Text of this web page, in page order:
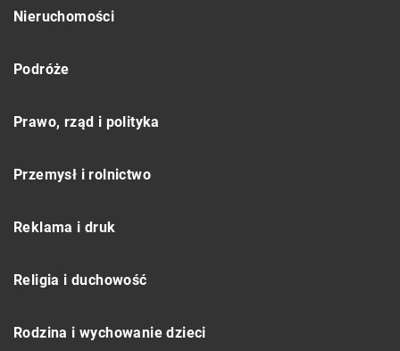
Nieruchomości
Podróże
Prawo, rząd i polityka
Przemysł i rolnictwo
Reklama i druk
Religia i duchowość
Rodzina i wychowanie dzieci